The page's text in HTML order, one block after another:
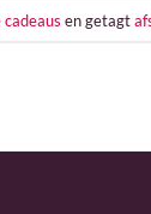
en getagt